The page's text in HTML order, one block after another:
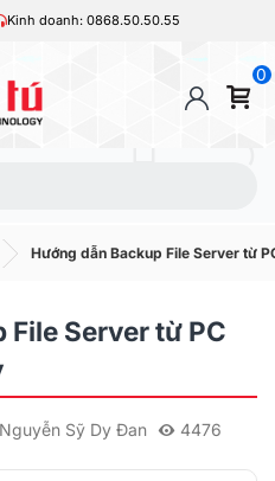
Kinh doanh: 0868.50.50.55
0
Hướng dẫn Backup File Server từ
Server từ PC
Nguyễn Sỹ Dy Đan 4476